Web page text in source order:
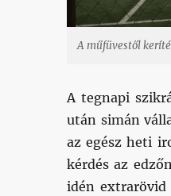
A műfüvestől
A tegnapi
után simán
az egész heti
kérdés az
idén extrarövid